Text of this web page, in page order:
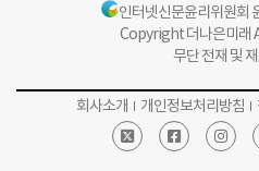
인터넷신문윤리위원회
Copyright 더나은미래
무단 전재 및
회사소개 개인정보처리방침